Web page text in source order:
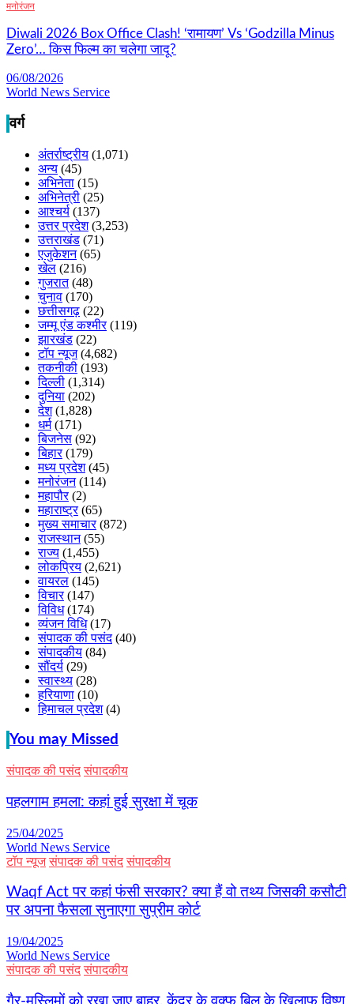
मनोरंजन
Diwali 2026 Box Office Clash! ‘रामायण’ Vs ‘Godzilla Minus
Zero’… किस फिल्म का चलेगा जादू?
06/08/2026
World News Service
वर्ग
अंतर्राष्ट्रीय (1,071)
अन्य (45)
अभिनेता (15)
अभिनेत्री (25)
आश्चर्य (137)
उत्तर प्रदेश(3,253)
उत्तराखंड (71)
एजुकेशन(65)
खेल (216)
गुजरात(48)
चुनाव (170)
छत्तीसगढ़ (22)
जम्मू एंड कश्मीर(119)
झारखंड (22)
टॉप न्यूज(4,682)
तकनीकी (193)
दिल्ली (1,314)
दुनिया (202)
देश(1,828)
धर्म(171)
बिजनेस (92)
बिहार(179)
मध्य प्रदेश(45)
मनोरंजन(114)
महापौर(2)
महाराष्ट्र(65)
मुख्य समाचार(872)
राजस्थान(55)
राज्य (1,455)
लोकप्रिय (2,621)
वायरल (145)
विचार(147)
विविध(174)
व्यंजन विधि(17)
संपादक की पसंद(40)
संपादकीय (84)
सौंदर्य (29)
स्वास्थ्य (28)
हरियाणा (10)
हिमाचल प्रदेश(4)
You may Missed
संपादक की पसंद संपादकीय
पहलगाम हमला: कहां हुई सुरक्षा में चूक
25/04/2025
World News Service
टॉप न्यूज संपादक की पसंद संपादकीय
Waqf Act पर कहां फंसी सरकार? क्या हैं वो तथ्य जिसकी कसौटी
पर अपना फैसला सुनाएगा सुप्रीम कोर्ट
19/04/2025
World News Service
संपादक की पसंद संपादकीय